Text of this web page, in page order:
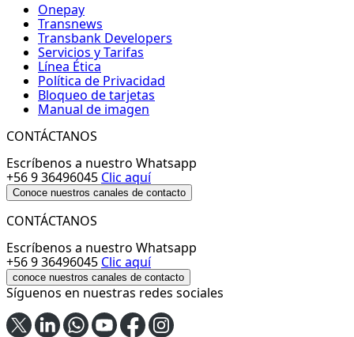
Onepay
Transnews
Transbank Developers
Servicios y Tarifas
Línea Ética
Política de Privacidad
Bloqueo de tarjetas
Manual de imagen
CONTÁCTANOS
Escríbenos a nuestro Whatsapp
+56 9 36496045 Clic aquí
Conoce nuestros canales de contacto
CONTÁCTANOS
Escríbenos a nuestro Whatsapp
+56 9 36496045 Clic aquí
conoce nuestros canales de contacto
Síguenos en nuestras redes sociales